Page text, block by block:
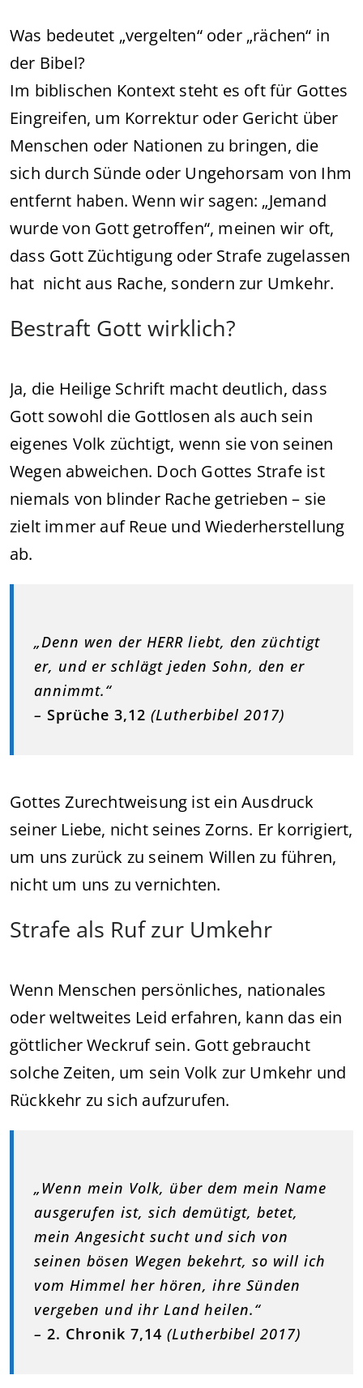
Was bedeutet „vergelten“ oder „rächen“ in
der Bibel?
Im biblischen Kontext steht es oft für Gottes
Eingreifen, um Korrektur oder Gericht über
Menschen oder Nationen zu bringen, die
sich durch Sünde oder Ungehorsam von Ihm
entfernt haben. Wenn wir sagen: „Jemand
wurde von Gott getroffen“, meinen wir oft,
dass Gott Züchtigung oder Strafe zugelassen
hat nicht aus Rache, sondern zur Umkehr.
Bestraft Gott wirklich?
Ja, die Heilige Schrift macht deutlich, dass
Gott sowohl die Gottlosen als auch sein
eigenes Volk züchtigt, wenn sie von seinen
Wegen abweichen. Doch Gottes Strafe ist
niemals von blinder Rache getrieben – sie
zielt immer auf Reue und Wiederherstellung
ab.
„Denn wen der HERR liebt, den züchtigt
er, und er schlägt jeden Sohn, den er
annimmt.“
– Sprüche 3,12 (Lutherbibel 2017)
Gottes Zurechtweisung ist ein Ausdruck
seiner Liebe, nicht seines Zorns. Er korrigiert,
um uns zurück zu seinem Willen zu führen,
nicht um uns zu vernichten.
Strafe als Ruf zur Umkehr
Wenn Menschen persönliches, nationales
oder weltweites Leid erfahren, kann das ein
göttlicher Weckruf sein. Gott gebraucht
solche Zeiten, um sein Volk zur Umkehr und
Rückkehr zu sich aufzurufen.
„Wenn mein Volk, über dem mein Name
ausgerufen ist, sich demütigt, betet,
mein Angesicht sucht und sich von
seinen bösen Wegen bekehrt, so will ich
vom Himmel her hören, ihre Sünden
vergeben und ihr Land heilen.“
– 2. Chronik 7,14 (Lutherbibel 2017)